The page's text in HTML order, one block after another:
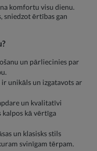
komfortu visu dienu.
sniedzot ērtības gan
un pārliecinies par
unikāls un izgatavots ar
un kvalitatīvi
kalpos kā vērtīga
un klasisks stils
svinīgam tērpam.